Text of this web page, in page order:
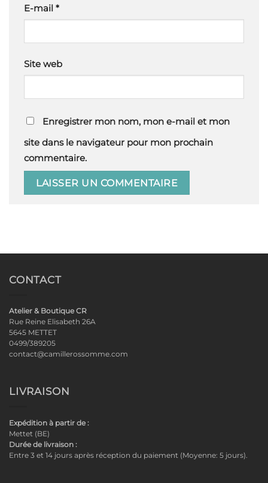
E-mail *
Site web
Enregistrer mon nom, mon e-mail et mon
site dans le navigateur pour mon prochain
commentaire.
CONTACT
Atelier & Boutique CR
Rue Reine Elisabeth 26A
5645 METTET
0499/389205
contact@camillerossomme.com
LIVRAISON
Expédition à partir de :
Mettet (BE)
Durée de livraison :
Entre 3 et 14 jours après réception du paiement (Moyenne: 5 jours).